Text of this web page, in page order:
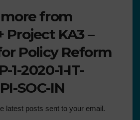
from
Project KA3 –
Policy Reform
1-2020-1-IT-
SOC-IN
latest posts sent to your email.